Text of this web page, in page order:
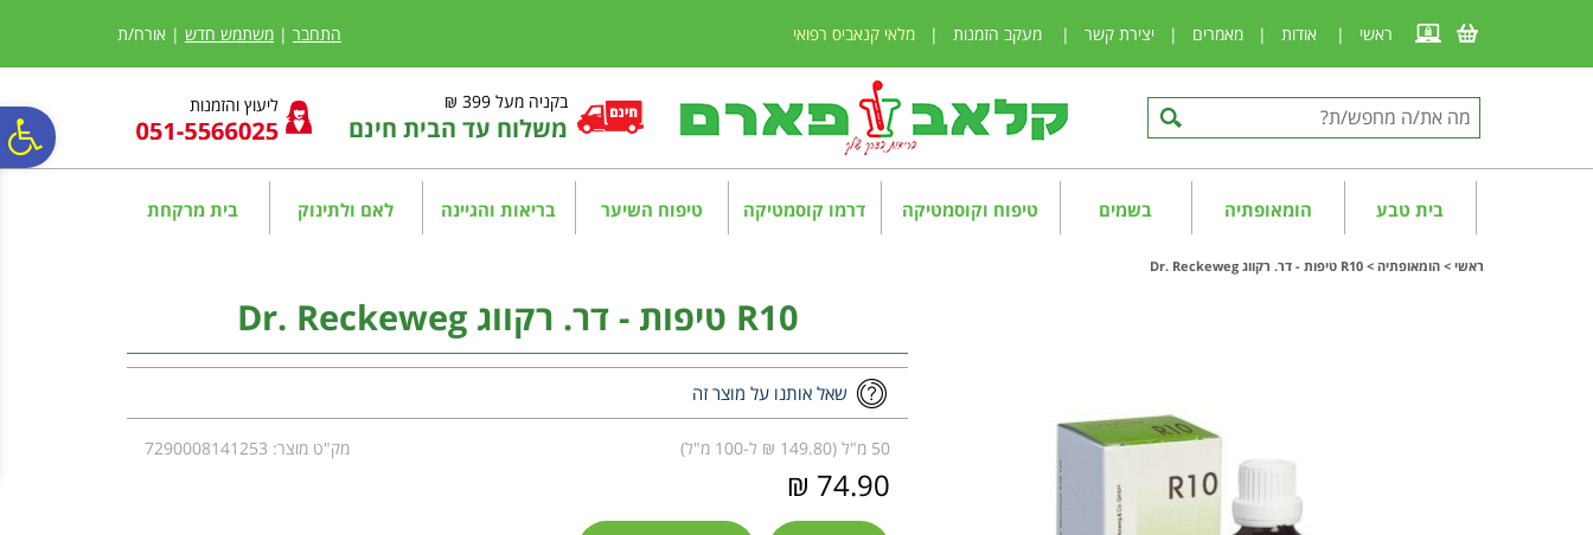
נגישות
אתר
המרכזי
ראשי | אודות | מאמרים | יצירת קשר | מעקב הזמנות | מלאי קנאביס רפואי התחבר | משתמש חדש | אורח/ת
בקניה מעל 399 ₪
משלוח עד הבית חינם
ליעוץ והזמנות
בית טבע הומאופתיה בשמים טיפוח וקוסמטיקה דרמו קוסמטיקה טיפוח השיער בריאות והגיינה לאם ולתינוק בית מרקחת
ראשי > הומאופתיה > R10 טיפות - דר. רקווג Dr. Reckeweg
R10 טיפות - דר. רקווג Dr. Reckeweg
שאל אותנו על מוצר זה
50 מ"ל (149.80 ₪ ל-100 מ"ל) מק"ט מוצר: 7290008141253
74.90 ₪